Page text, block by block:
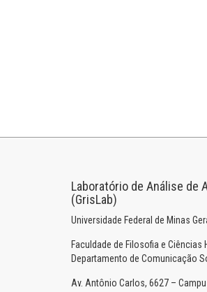
Laboratório de Análise de
(GrisLab)
Universidade Federal de Minas
Faculdade de Filosofia e Ciências
Departamento de Comunicação
Av. Antônio Carlos, 6627 –